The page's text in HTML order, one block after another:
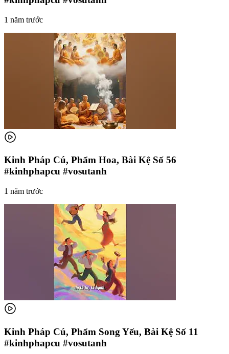
1 năm trước
Kinh Pháp Cú, Phẩm Hoa, Bài Kệ Số 56
#kinhphapcu #vosutanh
1 năm trước
Kinh Pháp Cú, Phẩm Song Yếu, Bài Kệ Số 11
#kinhphapcu #vosutanh